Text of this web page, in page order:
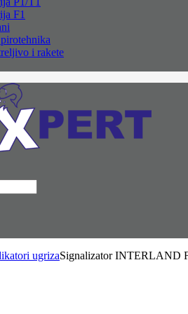
F1
i rakete
ugrizaSignalizator INTERLAND